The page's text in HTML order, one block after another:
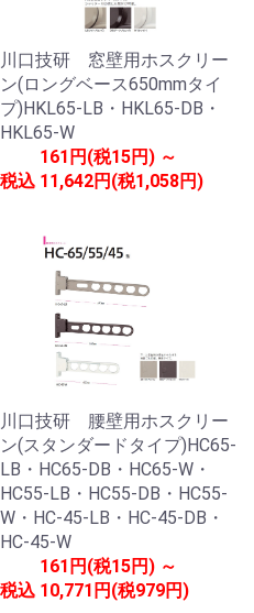
川口技研 窓壁用ホスクリー
ン(ロングベース650mmタイ
プ)HKL65-LB・HKL65-DB・
HKL65-W
税込
161円(税15円) ～
11,642円(税1,058円)
川口技研 腰壁用ホスクリー
ン(スタンダードタイプ)HC65-
LB・HC65-DB・HC65-W・
HC55-LB・HC55-DB・HC55-
W・HC-45-LB・HC-45-DB・
HC-45-W
税込
161円(税15円) ～
10,771円(税979円)